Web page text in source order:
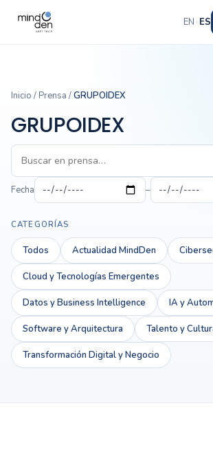
EN · ES
Inicio / Prensa /GRUPOIDEX
GRUPOIDEX
Fecha –
CATEGORÍAS
Todos Actualidad MindDen
Cloud y Tecnologías Emergentes
Datos y Business Intelligence IA y
Software y Arquitectura Talento y
Transformación Digital y Negocio